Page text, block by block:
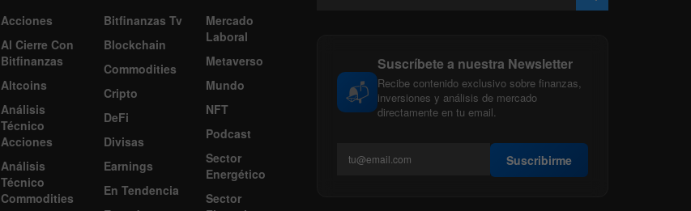
Acciones
Al Cierre Con
Bitfinanzas
Altcoins
Análisis
Técnico
Acciones
Análisis
Técnico
Commodities
Bitfinanzas Tv
Blockchain
Commodities
Cripto
DeFi
Divisas
Earnings
En Tendencia
Mercado
Laboral
Metaverso
Mundo
NFT
Podcast
Sector
Energético
Sector
📬
Suscríbete a nuestra Newsletter
Recibe contenido exclusivo sobre finanzas,
inversiones y análisis de mercado
directamente en tu email.
Suscribirme